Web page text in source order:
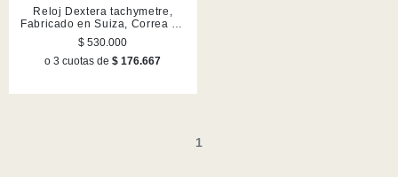
Reloj Dextera tachymetre,
Fabricado en Suiza, Correa de
piel, Plateado, Acero
inoxidable
$ 530.000
o 3 cuotas de$ 176.667
1